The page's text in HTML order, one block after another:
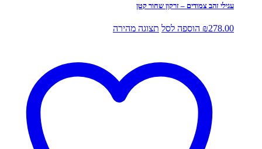
עגילי זהב צמודים – זרקון שחור קטן
₪278.00 הוספה לסל תצוגה מהירה